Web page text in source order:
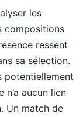
les
compositions
ressent
sa sélection.
potentiellement
n’a aucun lien
Un match de